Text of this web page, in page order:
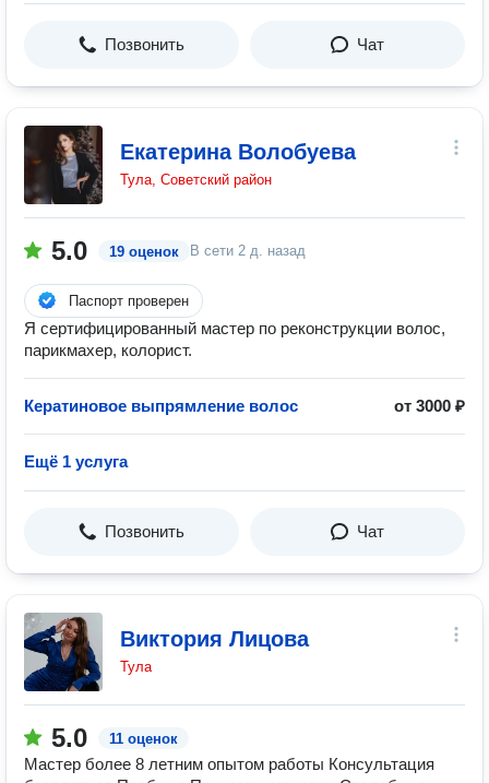
Позвонить Чат
Екатерина Волобуева
Тула, Советский район
5.0 19 оценок В сети 2 д. назад
Паспорт проверен
Я сертифицированный мастер по реконструкции волос,
парикмахер, колорист.
Кератиновое выпрямление волос от 3000 ₽
Ещё 1 услуга
Позвонить Чат
Виктория Лицова
Тула
5.0 11 оценок
Мастер более 8 летним опытом работы Консультация